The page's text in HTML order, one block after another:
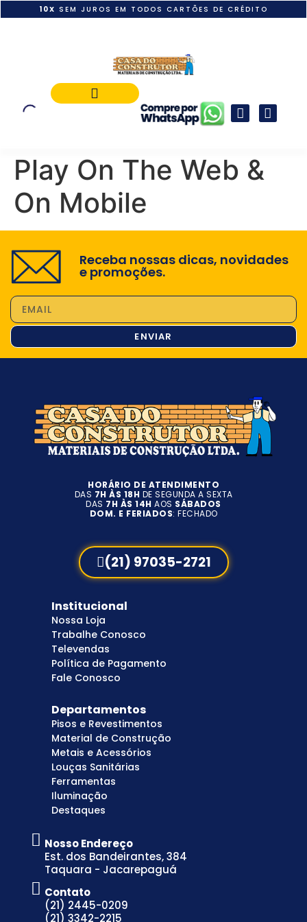
10X SEM JUROS EM TODOS CARTÕES DE CRÉDITO
Play On The Web &
On Mobile
Receba nossas dicas, novidades
e promoções.
ENVIAR
HORÁRIO DE ATENDIMENTO
DAS 7H ÀS 18H DE SEGUNDA A SEXTA
DAS 7H ÀS 14H AOS SÁBADOS
DOM. E FERIADOS: FECHADO
(21) 97035-2721
Institucional
Nossa Loja
Trabalhe Conosco
Televendas
Política de Pagamento
Fale Conosco
Departamentos
Pisos e Revestimentos
Material de Construção
Metais e Acessórios
Louças Sanitárias
Ferramentas
Iluminação
Destaques
Nosso Endereço
Est. dos Bandeirantes, 384
Taquara - Jacarepaguá
Contato
(21) 2445-0209
(21) 3342-2215